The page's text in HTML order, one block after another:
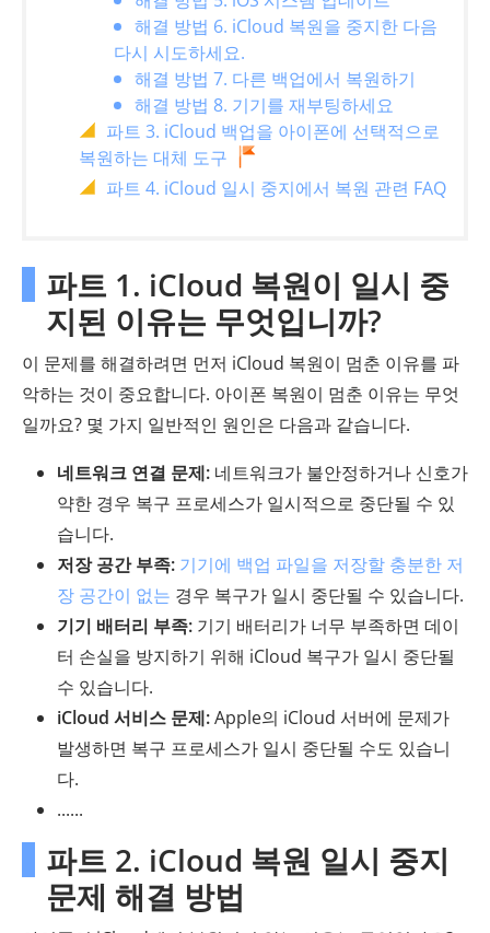
해결 방법 6. iCloud 복원을 중지한 다음
다시 시도하세요.
해결 방법 7. 다른 백업에서 복원하기
해결 방법 8. 기기를 재부팅하세요
파트 3. iCloud 백업을 아이폰에 선택적으로
복원하는 대체 도구
파트 4. iCloud 일시 중지에서 복원 관련 FAQ
파트 1. iCloud 복원이 일시 중
지된 이유는 무엇입니까?
이 문제를 해결하려면 먼저 iCloud 복원이 멈춘 이유를 파
악하는 것이 중요합니다. 아이폰 복원이 멈춘 이유는 무엇
일까요? 몇 가지 일반적인 원인은 다음과 같습니다.
네트워크 연결 문제: 네트워크가 불안정하거나 신호가
약한 경우 복구 프로세스가 일시적으로 중단될 수 있
습니다.
저장 공간 부족: 기기에 백업 파일을 저장할 충분한 저
장 공간이 없는 경우 복구가 일시 중단될 수 있습니다.
기기 배터리 부족: 기기 배터리가 너무 부족하면 데이
터 손실을 방지하기 위해 iCloud 복구가 일시 중단될
수 있습니다.
iCloud 서비스 문제:Apple의 iCloud 서버에 문제가
발생하면 복구 프로세스가 일시 중단될 수도 있습니
다.
......
파트 2. iCloud 복원 일시 중지
문제 해결 방법